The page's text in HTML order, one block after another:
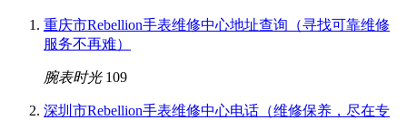
重庆市Rebellion手表维修中心地址查询（寻找可靠维修
服务不再难）
腕表时光 109
深圳市Rebellion手表维修中心电话（维修保养，尽在专